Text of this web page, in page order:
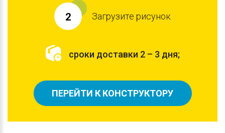
2 Загрузите рисунок
сроки доставки 2 – 3 дня;
ПЕРЕЙТИ К КОНСТРУКТОРУ